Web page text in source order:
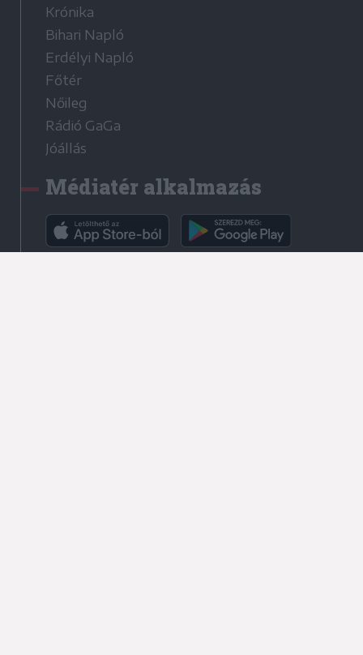
Krónika
Bihari Napló
Erdélyi Napló
Főtér
Nőileg
Rádió GaGa
Jóállás
Médiatér alkalmazás